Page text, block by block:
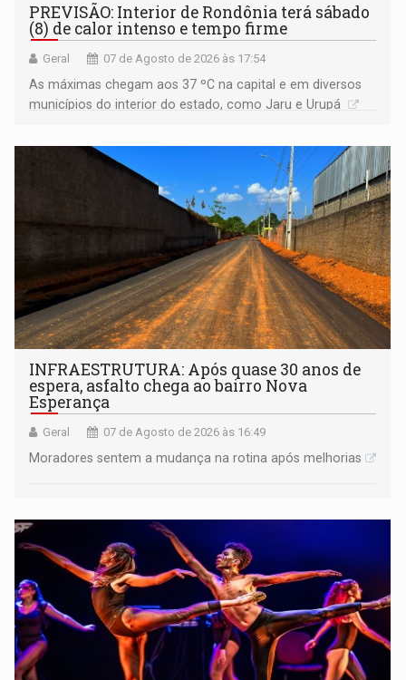
PREVISÃO: Interior de Rondônia terá sábado
(8) de calor intenso e tempo firme
Geral 07 de Agosto de 2026 às 17:54
As máximas chegam aos 37 ºC na capital e em diversos
municípios do interior do estado, como Jaru e Urupá
INFRAESTRUTURA: Após quase 30 anos de
espera, asfalto chega ao bairro Nova
Esperança
Geral 07 de Agosto de 2026 às 16:49
Moradores sentem a mudança na rotina após melhorias